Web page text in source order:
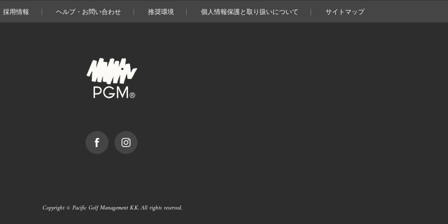
採用情報 ヘルプ・お問い合わせ 推奨環境 個人情報保護と取り扱いについて サイトマップ
facebook
Copyright © Pacific Golf Management K.K. All rights reserved.